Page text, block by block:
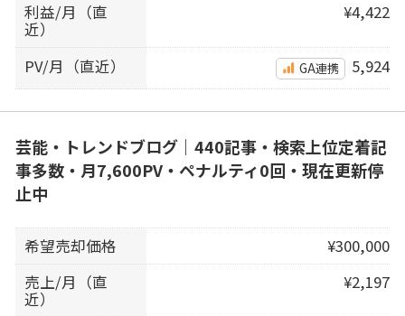
利益/月（直
近）
¥4,422
PV/月（直近） GA連携 5,924
芸能・トレンドブログ｜440記事・検索上位定着記
事多数・月7,600PV・ペナルティ0回・現在更新停
止中
希望売却価格
¥300,000
売上/月（直
近）
¥2,197